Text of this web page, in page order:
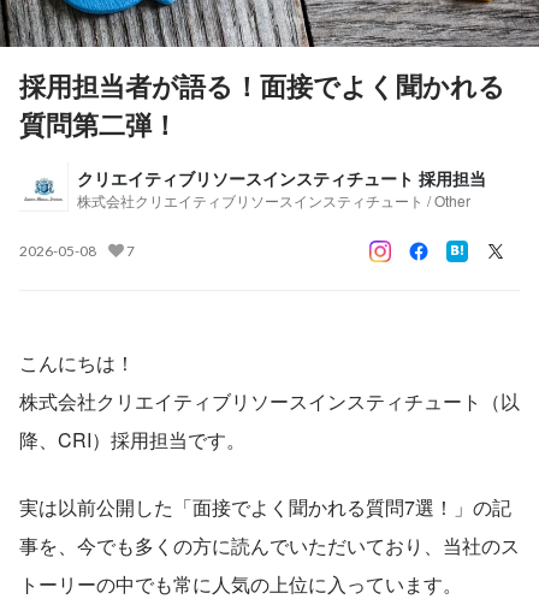
採用担当者が語る！面接でよく聞かれる
質問第二弾！
クリエイティブリソースインスティチュート 採用担当
株式会社クリエイティブリソースインスティチュート / Other
2026-05-08 7
こんにちは！
株式会社クリエイティブリソースインスティチュート（以
降、CRI）採用担当です。
実は以前公開した「面接でよく聞かれる質問7選！」の記
事を、今でも多くの方に読んでいただいており、当社のス
トーリーの中でも常に人気の上位に入っています。